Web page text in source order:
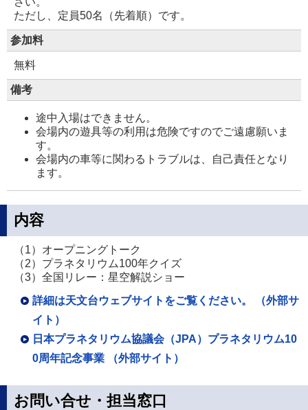
ただし、定員50名（先着順）です。
参加料
無料
備考
途中入場はできません。
会場内の遊具等の利用は危険ですのでご遠慮願いま
す。
会場内の車等に関わるトラブルは、自己責任となり
ます。
内容
（1）オープニングトーク
（2）プラネタリウム100年クイズ
（3）全国リレー：星空解説ショー
詳細は天文台ウェブサイトをご覧ください。 （外部サ
イト）
日本プラネタリウム協議会（JPA）プラネタリウム10
0周年記念事業 （外部サイト）
お問い合せ・担当窓口